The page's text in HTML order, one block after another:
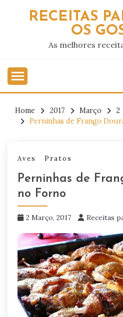
RECEITAS
OS
As melhores
Home 2017 Março
2
Perninhas de Frango
Aves Pratos
Perninhas de
no Forno
2 Março, 2017 Receitas